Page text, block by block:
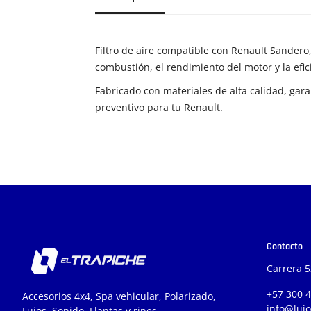
Filtro de aire compatible con Renault
combustión, el rendimiento del motor y la
Fabricado con materiales de alta calidad,
preventivo para tu Renault.
Accesorios 4x4, Spa vehicular, Polarizado,
Contacto
Carrera
+57 300